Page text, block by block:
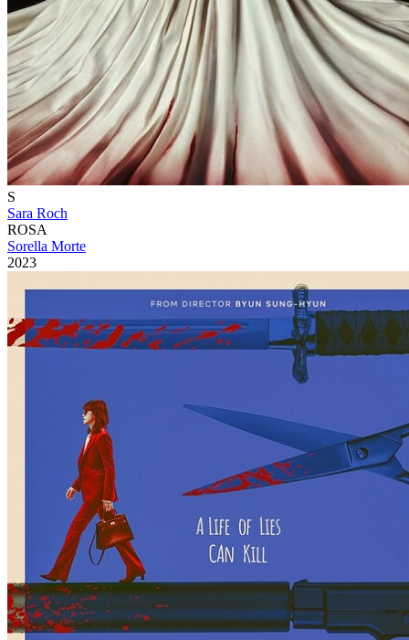
S
Sara Roch
ROSA
Sorella Morte
2023